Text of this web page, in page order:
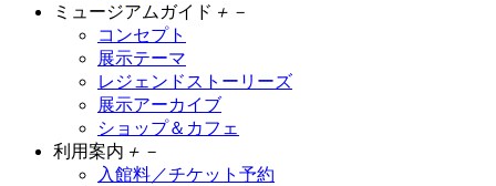
ミュージアムガイド ＋ －
コンセプト
展示テーマ
レジェンドストーリーズ
展示アーカイブ
ショップ＆カフェ
利用案内 ＋ －
入館料／チケット予約